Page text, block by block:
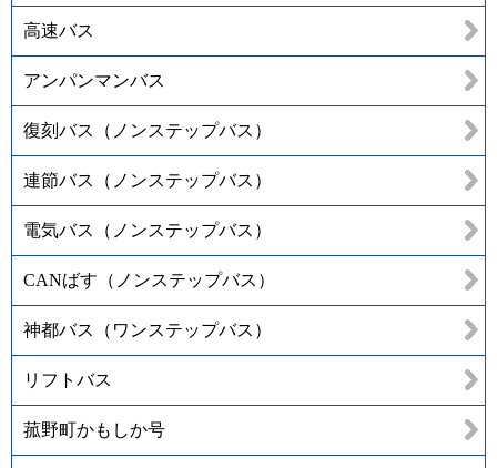
高速バス
アンパンマンバス
復刻バス（ノンステップバス）
連節バス（ノンステップバス）
電気バス（ノンステップバス）
CANばす（ノンステップバス）
神都バス（ワンステップバス）
リフトバス
菰野町かもしか号